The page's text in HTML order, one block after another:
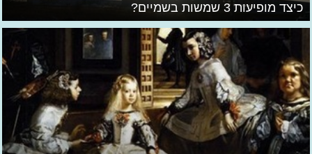
כיצד מופיעות 3 שמשות בשמיים?